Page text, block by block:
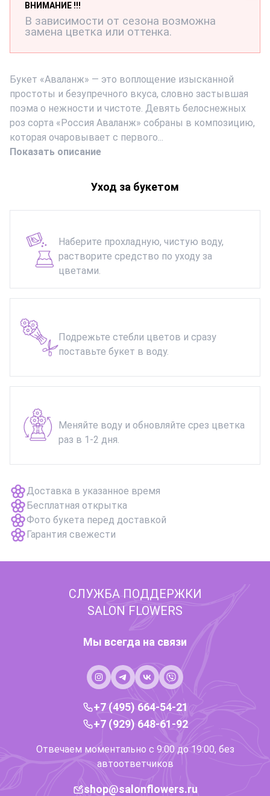
ВНИМАНИЕ !!!
В зависимости от сезона возможна
замена цветка или оттенка.
Букет «Аваланж» — это воплощение изысканной
простоты и безупречного вкуса, словно застывшая
поэма о нежности и чистоте. Девять белоснежных
роз сорта «Россия Аваланж» собраны в композицию,
которая очаровывает с первого...
Показать описание
Уход за букетом
Наберите прохладную, чистую воду,
растворите средство по уходу за
цветами.
Подрежьте стебли цветов и сразу
поставьте букет в воду.
Меняйте воду и обновляйте срез цветка
раз в 1-2 дня.
Доставка в указанное время
Бесплатная открытка
Фото букета перед доставкой
Гарантия свежести
СЛУЖБА ПОДДЕРЖКИ
SALON FLOWERS
Мы всегда на связи
+7 (495) 664-54-21
+7 (929) 648-61-92
Отвечаем моментально с 9:00 до 19:00, без
автоответчиков
shop@salonflowers.ru